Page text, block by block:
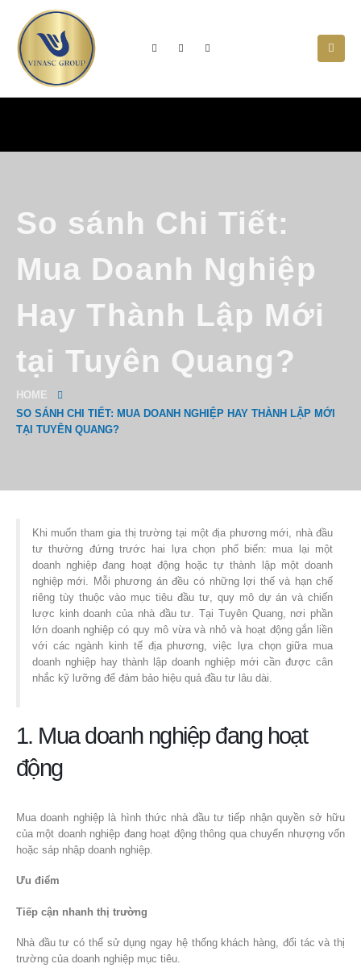
So sánh Chi Tiết:
Mua Doanh Nghiệp
Hay Thành Lập Mới
tại Tuyên Quang?
HOME
SO SÁNH CHI TIẾT: MUA DOANH NGHIỆP HAY THÀNH LẬP MỚI
TẠI TUYÊN QUANG?
Khi muốn tham gia thị trường tại một địa phương mới, nhà đầu
tư thường đứng trước hai lựa chọn phổ biến: mua lại một
doanh nghiệp đang hoạt động hoặc tự thành lập một doanh
nghiệp mới. Mỗi phương án đều có những lợi thế và hạn chế
riêng tùy thuộc vào mục tiêu đầu tư, quy mô dự án và chiến
lược kinh doanh của nhà đầu tư. Tại Tuyên Quang, nơi phần
lớn doanh nghiệp có quy mô vừa và nhỏ và hoạt động gắn liền
với các ngành kinh tế địa phương, việc lựa chọn giữa mua
doanh nghiệp hay thành lập doanh nghiệp mới cần được cân
nhắc kỹ lưỡng để đảm bảo hiệu quả đầu tư lâu dài.
1. Mua doanh nghiệp đang hoạt
động
Mua doanh nghiệp là hình thức nhà đầu tư tiếp nhận quyền sở hữu
của một doanh nghiệp đang hoạt động thông qua chuyển nhượng vốn
hoặc sáp nhập doanh nghiệp.
Ưu điểm
Tiếp cận nhanh thị trường
Nhà đầu tư có thể sử dụng ngay hệ thống khách hàng, đối tác và thị
trường của doanh nghiệp mục tiêu.